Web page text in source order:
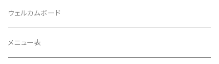
ウェルカムボード
メニュー表